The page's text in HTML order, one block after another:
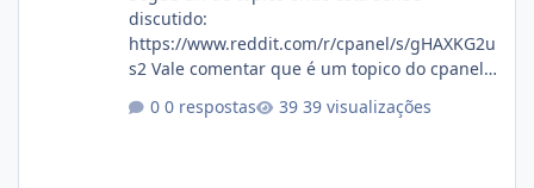
discutido:
https://www.reddit.com/r/cpanel/s/gHAXKG2u
s2 Vale comentar que é um topico do cpanel...
0 respostas 39 visualizações